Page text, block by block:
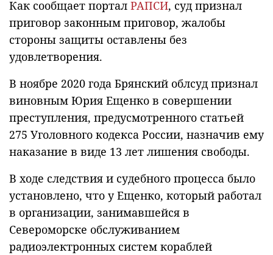
Как сообщает портал РАПСИ, суд признал
приговор законным приговор, жалобы
стороны защиты оставлены без
удовлетворения.
В ноябре 2020 года Брянский облсуд признал
виновным Юрия Ещенко в совершении
преступления, предусмотренного статьей
275 Уголовного кодекса России, назначив ему
наказание в виде 13 лет лишения свободы.
В ходе следствия и судебного процесса было
установлено, что у Ещенко, который работал
в организации, занимавшейся в
Североморске обслуживанием
радиоэлектронных систем кораблей